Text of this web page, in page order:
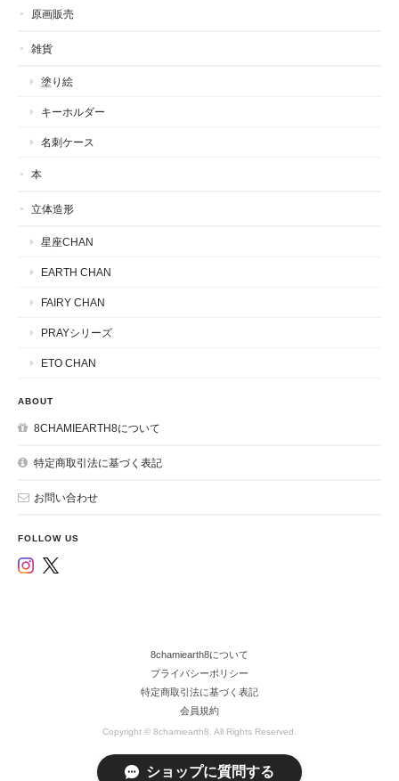
原画販売
雑貨
塗り絵
キーホルダー
名刺ケース
本
立体造形
星座CHAN
EARTH CHAN
FAIRY CHAN
PRAYシリーズ
ETO CHAN
ABOUT
8CHAMIEARTH8について
特定商取引法に基づく表記
お問い合わせ
FOLLOW US
8chamiearth8について
プライバシーポリシー
特定商取引法に基づく表記
会員規約
Copyright © 8chamiearth8. All Rights Reserved.
ショップに質問する